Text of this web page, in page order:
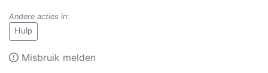
Andere acties in:
Hulp
Misbruik melden